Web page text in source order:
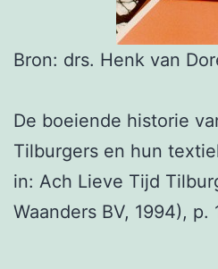
Bron: drs. Henk van
De boeiende historie
Tilburgers en hun
in: Ach Lieve Tijd
Waanders BV, 1994), p.